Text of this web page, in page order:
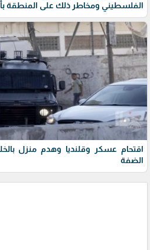
الفلسطيني ومخاطر ذلك على المنطقة
اقتحام عسكر وقلنديا وهدم منزل
الضفة